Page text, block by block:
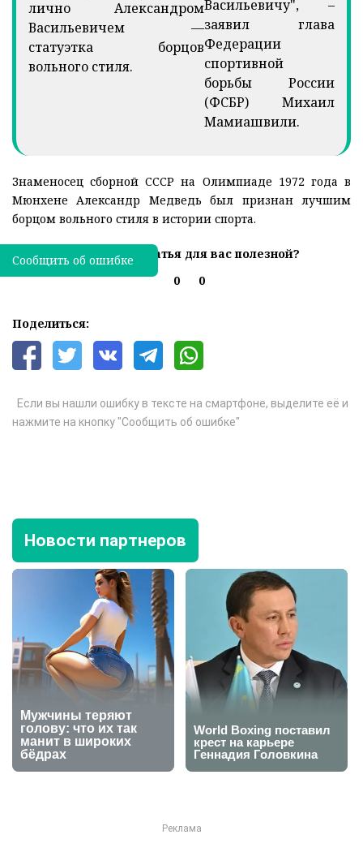
лично Александром
Васильевичем —
статуэтка борцов
вольного стиля.
Васильевичу", –
заявил глава
Федерации
спортивной
борьбы России
(ФСБР) Михаил
Мамиашвили.
Знаменосец сборной СССР на Олимпиаде 1972 года в
Мюнхене Александр Медведь был признан лучшим
борцом вольного стиля в истории спорта.
Была ли эта статья для вас полезной?
0
0
Поделиться:
Если вы нашли ошибку в тексте на смартфоне, выделите её и
нажмите на кнопку "Сообщить об ошибке"
Сообщить об ошибке
Новости партнеров